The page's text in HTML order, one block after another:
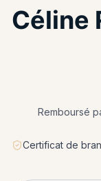
Céline
Remboursé
Certificat de